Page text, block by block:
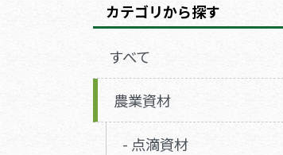
カテゴリから探す
すべて
農業資材
- 点滴資材